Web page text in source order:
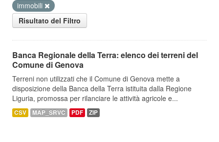
immobili
Risultato del Filtro
Banca Regionale della Terra: elenco dei terreni del
Comune di Genova
Terreni non utilizzati che il Comune di Genova mette a
disposizione della Banca della Terra istituita dalla Regione
Liguria, promossa per rilanciare le attività agricole e...
CSV MAP_SRVC PDF ZIP